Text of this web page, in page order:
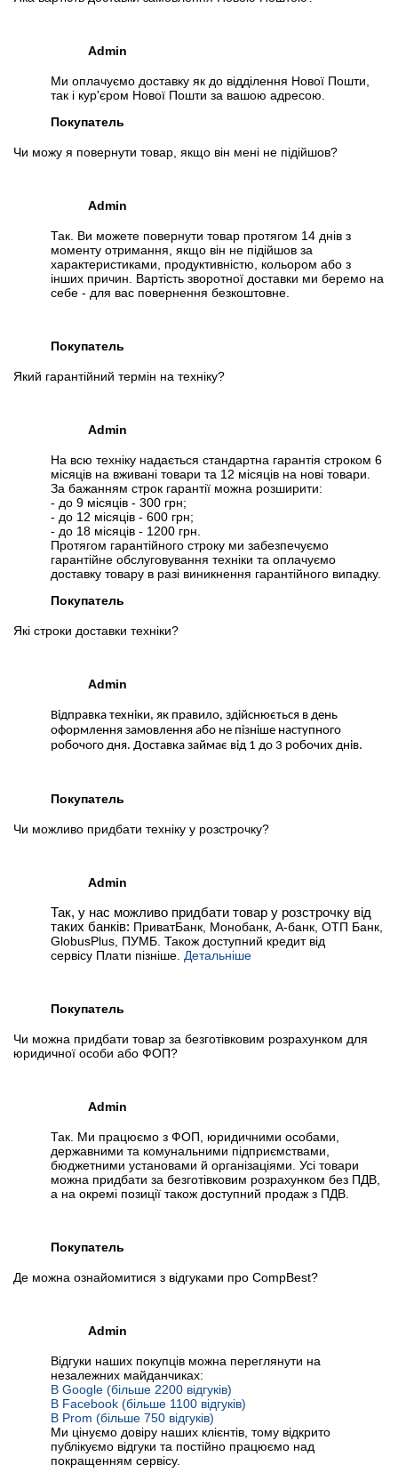
Admin
Ми оплачуємо доставку як до відділення Нової Пошти,
так і кур'єром Нової Пошти за вашою адресою.
Покупатель
Чи можу я повернути товар, якщо він мені не підійшов?
Admin
Так. Ви можете повернути товар протягом 14 днів з
моменту отримання, якщо він не підійшов за
характеристиками, продуктивністю, кольором або з
інших причин. Вартість зворотної доставки ми беремо на
себе - для вас повернення безкоштовне.
Покупатель
Який гарантійний термін на техніку?
Admin
На всю техніку надається стандартна гарантія строком 6
місяців на вживані товари та 12 місяців на нові товари.
За бажанням строк гарантії можна розширити:
- до 9 місяців - 300 грн;
- до 12 місяців - 600 грн;
- до 18 місяців - 1200 грн.
Протягом гарантійного строку ми забезпечуємо
гарантійне обслуговування техніки та оплачуємо
доставку товару в разі виникнення гарантійного випадку.
Покупатель
Які строки доставки техніки?
Admin
Відправка техніки, як правило, здійснюється в день
оформлення замовлення або не пізніше наступного
робочого дня. Доставка займає від 1 до 3 робочих днів.
Покупатель
Чи можливо придбати техніку у розстрочку?
Admin
Так, у нас можливо придбати товар у розстрочку від
таких банків: ПриватБанк, Монобанк, А-банк, ОТП Банк,
GlobusPlus, ПУМБ. Також доступний кредит від
сервісу Плати пізніше. Детальніше
Покупатель
Чи можна придбати товар за безготівковим розрахунком для
юридичної особи або ФОП?
Admin
Так. Ми працюємо з ФОП, юридичними особами,
державними та комунальними підприємствами,
бюджетними установами й організаціями. Усі товари
можна придбати за безготівковим розрахунком без ПДВ,
а на окремі позиції також доступний продаж з ПДВ.
Покупатель
Де можна ознайомитися з відгуками про CompBest?
Admin
Відгуки наших покупців можна переглянути на
незалежних майданчиках:
В Google (більше 2200 відгуків)
В Facebook (більше 1100 відгуків)
В Prom (більше 750 відгуків)
Ми цінуємо довіру наших клієнтів, тому відкрито
публікуємо відгуки та постійно працюємо над
покращенням сервісу.